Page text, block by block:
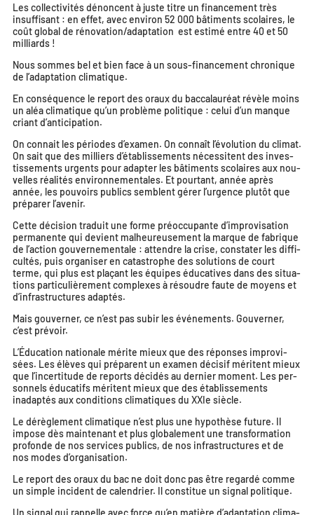
Les col­lec­ti­vi­tés dénoncent à juste titre un finan­ce­ment très
insuf­fi­sant : en effet, avec envi­ron 52 000 bâti­ments sco­laires, le
coût glo­bal de rénovation/adaptation est esti­mé entre 40 et 50
milliards !
Nous sommes bel et bien face à un sous-finan­ce­ment chro­nique
de l’adaptation climatique.
En consé­quence le report des oraux du bac­ca­lau­réat révèle moins
un aléa cli­ma­tique qu’un pro­blème poli­tique : celui d’un manque
criant d’anticipation.
On connait les périodes d’examen. On connaît l’évolution du cli­mat.
On sait que des mil­liers d’établissements néces­sitent des inves­
tis­se­ments urgents pour adap­ter les bâti­ments sco­laires aux nou­
velles réa­li­tés envi­ron­ne­men­tales. Et pour­tant, année après
année, les pou­voirs publics semblent gérer l’urgence plu­tôt que
pré­pa­rer l’avenir.
Cette déci­sion tra­duit une forme pré­oc­cu­pante d’improvisation
per­ma­nente qui devient mal­heu­reu­se­ment la marque de fabrique
de l’action gou­ver­ne­men­tale : attendre la crise, consta­ter les dif­fi­
cul­tés, puis orga­ni­ser en catas­trophe des solu­tions de court
terme, qui plus est pla­çant les équipes édu­ca­tives dans des situa­
tions par­ti­cu­liè­re­ment com­plexes à résoudre faute de moyens et
d’infrastructures adaptés.
Mais gou­ver­ner, ce n’est pas subir les évé­ne­ments. Gouverner,
c’est prévoir.
L’Éducation natio­nale mérite mieux que des réponses impro­vi­
sées. Les élèves qui pré­parent un exa­men déci­sif méritent mieux
que l’incertitude de reports déci­dés au der­nier moment. Les per­
son­nels édu­ca­tifs méritent mieux que des éta­blis­se­ments
inadap­tés aux condi­tions cli­ma­tiques du XXIe siècle.
Le dérè­gle­ment cli­ma­tique n’est plus une hypo­thèse future. Il
impose dès main­te­nant et plus glo­ba­le­ment une trans­for­ma­tion
pro­fonde de nos ser­vices publics, de nos infra­struc­tures et de
nos modes d’organisation.
Le report des oraux du bac ne doit donc pas être regar­dé comme
un simple inci­dent de calen­drier. Il consti­tue un signal politique.
Un signal qui rap­pelle avec force qu’en matière d’adaptation cli­ma­